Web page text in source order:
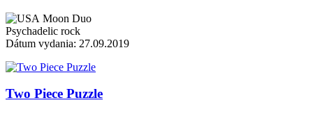
Moon Duo
Psychadelic rock
Dátum vydania: 27.09.2019
Two Piece Puzzle